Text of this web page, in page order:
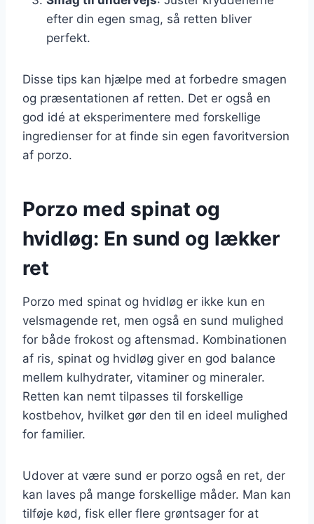
efter din egen smag, så retten bliver
perfekt.
Disse tips kan hjælpe med at forbedre smagen
og præsentationen af retten. Det er også en
god idé at eksperimentere med forskellige
ingredienser for at finde sin egen favoritversion
af porzo.
Porzo med spinat og
hvidløg: En sund og lækker
ret
Porzo med spinat og hvidløg er ikke kun en
velsmagende ret, men også en sund mulighed
for både frokost og aftensmad. Kombinationen
af ris, spinat og hvidløg giver en god balance
mellem kulhydrater, vitaminer og mineraler.
Retten kan nemt tilpasses til forskellige
kostbehov, hvilket gør den til en ideel mulighed
for familier.
Udover at være sund er porzo også en ret, der
kan laves på mange forskellige måder. Man kan
tilføje kød, fisk eller flere grøntsager for at